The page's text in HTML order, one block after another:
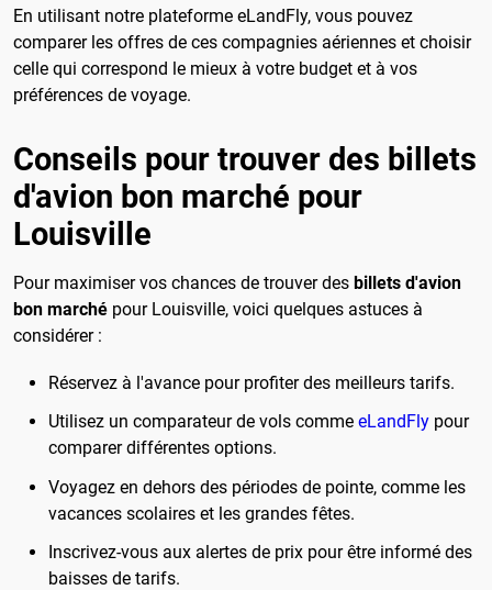
En utilisant notre plateforme eLandFly, vous pouvez
comparer les offres de ces compagnies aériennes et choisir
celle qui correspond le mieux à votre budget et à vos
préférences de voyage.
Conseils pour trouver des billets
d'avion bon marché pour
Louisville
Pour maximiser vos chances de trouver des billets d'avion
bon marché pour Louisville, voici quelques astuces à
considérer :
Réservez à l'avance pour profiter des meilleurs tarifs.
Utilisez un comparateur de vols comme eLandFly pour
comparer différentes options.
Voyagez en dehors des périodes de pointe, comme les
vacances scolaires et les grandes fêtes.
Inscrivez-vous aux alertes de prix pour être informé des
baisses de tarifs.